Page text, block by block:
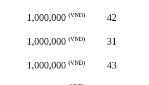
1,000,000 (VNĐ) 42
1,000,000 (VNĐ) 31
1,000,000 (VNĐ) 43